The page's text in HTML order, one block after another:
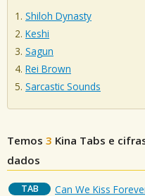
Shiloh Dynasty
Keshi
Sagun
Rei Brown
Sarcastic Sounds
Temos 3 Kina Tabs e
dados
TAB Can We Kiss